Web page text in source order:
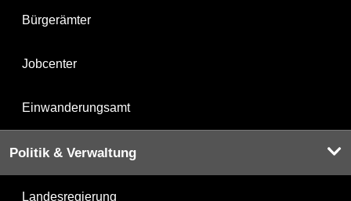
Bürgerämter
Jobcenter
Einwanderungsamt
Politik & Verwaltung
Landesregierung